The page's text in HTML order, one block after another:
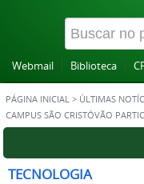
Webmail Biblioteca
PÁGINA INICIAL > ÚLTIMAS
CAMPUS SÃO CRISTÓVÃO
TECNOLOGIA